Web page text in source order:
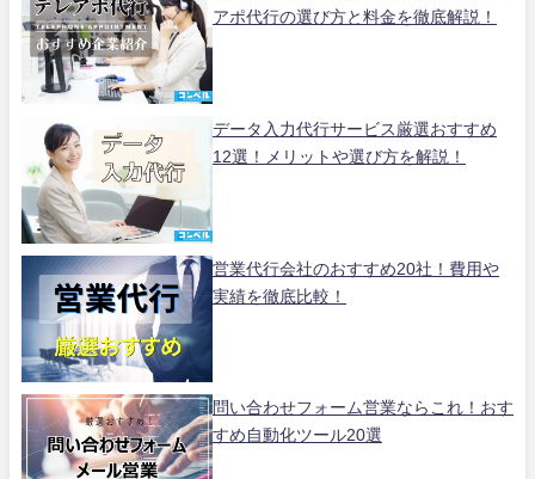
アポ代行の選び方と料金を徹底解説！
データ入力代行サービス厳選おすすめ
12選！メリットや選び方を解説！
営業代行会社のおすすめ20社！費用や
実績を徹底比較！
問い合わせフォーム営業ならこれ！おす
すめ自動化ツール20選